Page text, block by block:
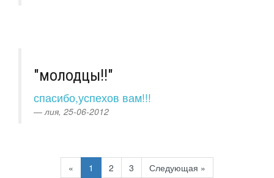
"молодцы!!"
спасибо,успехов вам!!!
лия, 25-06-2012
« Previous
1 2 3 Следующая »